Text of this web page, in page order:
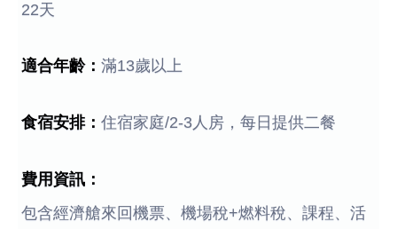
22天
適合年齡：滿13歲以上
食宿安排：住宿家庭/2-3人房，每日提供二餐
費用資訊：
包含經濟艙來回機票、機場稅+燃料稅、課程、活